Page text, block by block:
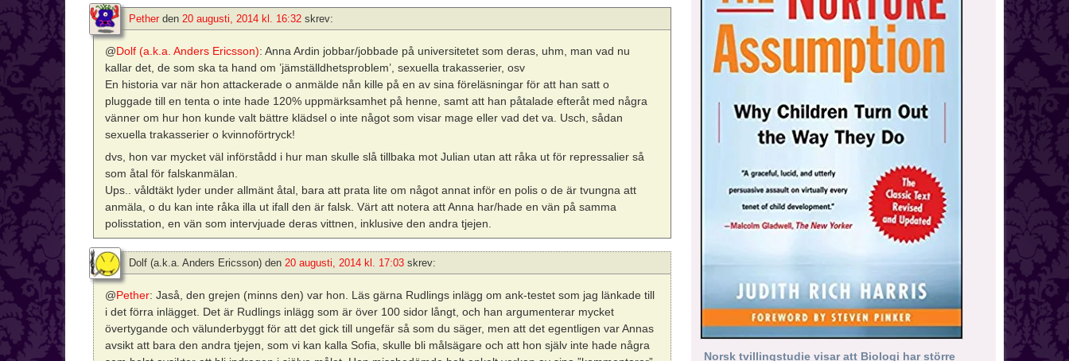
Pether den 20 augusti, 2014 kl. 16:32 skrev:
@Dolf (a.k.a. Anders Ericsson): Anna Ardin jobbar/jobbade på universitetet som deras, uhm, man vad nu
kallar det, de som ska ta hand om ’jämställdhetsproblem’, sexuella trakasserier, osv
En historia var när hon attackerade o anmälde nån kille på en av sina föreläsningar för att han satt o
pluggade till en tenta o inte hade 120% uppmärksamhet på henne, samt att han påtalade efteråt med några
vänner om hur hon kunde valt bättre klädsel o inte något som visar mage eller vad det va. Usch, sådan
sexuella trakasserier o kvinnoförtryck!
dvs, hon var mycket väl införstådd i hur man skulle slå tillbaka mot Julian utan att råka ut för repressalier så
som åtal för falskanmälan.
Ups.. våldtäkt lyder under allmänt åtal, bara att prata lite om något annat inför en polis o de är tvungna att
anmäla, o du kan inte råka illa ut ifall den är falsk. Värt att notera att Anna har/hade en vän på samma
polisstation, en vän som intervjuade deras vittnen, inklusive den andra tjejen.
Dolf (a.k.a. Anders Ericsson) den 20 augusti, 2014 kl. 17:03 skrev:
@Pether: Jaså, den grejen (minns den) var hon. Läs gärna Rudlings inlägg om ank-testet som jag länkade till
i det förra inlägget. Det är Rudlings inlägg som är över 100 sidor långt, och han argumenterar mycket
övertygande och välunderbyggt för att det gick till ungefär så som du säger, men att det egentligen var Annas
avsikt att bara den andra tjejen, som vi kan kalla Sofia, skulle bli målsägare och att hon själv inte hade några
Norsk tvillingstudie visar att Biologi har större